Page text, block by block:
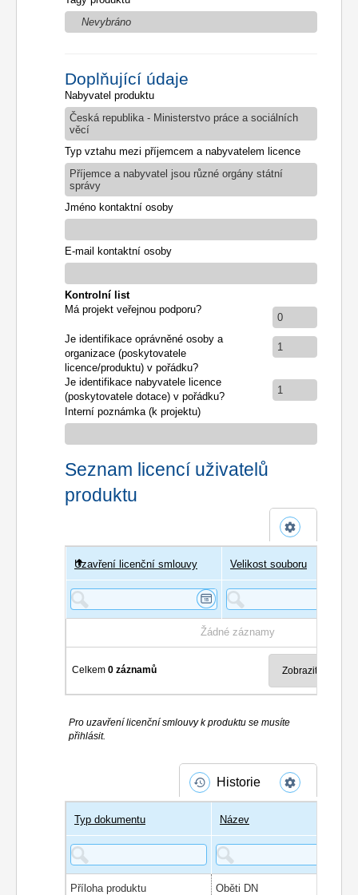
Nevybráno
Doplňující údaje
Nabyvatel produktu
Česká republika - Ministerstvo práce a sociálních
věcí
Typ vztahu mezi příjemcem a nabyvatelem licence
Příjemce a nabyvatel jsou různé orgány státní
správy
Jméno kontaktní osoby
E-mail kontaktní osoby
Kontrolní list
Má projekt veřejnou podporu?
0
Je identifikace oprávněné osoby a
organizace (poskytovatele
licence/produktu) v pořádku?
1
Je identifikace nabyvatele licence
(poskytovatele dotace) v pořádku?
1
Interní poznámka (k projektu)
Seznam licencí uživatelů
produktu
Uživatel
Uzavření licenční smlouvy Velikost souboru
Žádné záznamy
Celkem0 záznamů
Pro uzavření licenční smlouvy k produktu se musíte
přihlásit.
Historie
Typ dokumentu Název
Příloha produktu Oběti DN